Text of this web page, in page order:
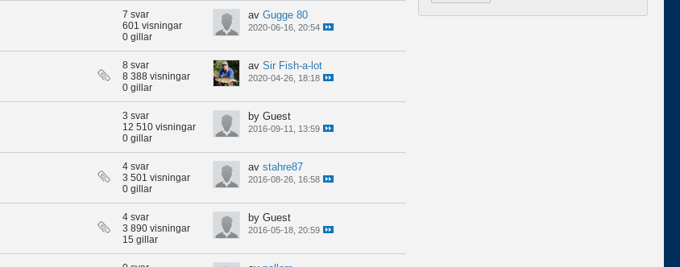
7 svar
601 visningar
0 gillar
av Gugge 80
2020-06-16, 20:54
8 svar
8 388 visningar
0 gillar
av Sir Fish-a-lot
2020-04-26, 18:18
3 svar
12 510 visningar
0 gillar
by Guest
2016-09-11, 13:59
4 svar
3 501 visningar
0 gillar
av stahre87
2016-08-26, 16:58
4 svar
3 890 visningar
15 gillar
by Guest
2016-05-18, 20:59